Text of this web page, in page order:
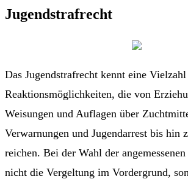
Jugendstrafrecht
Das Jugendstrafrecht kennt eine Vielzahl
Reaktionsmöglichkeiten, die von
Weisungen und Auflagen über
Verwarnungen und Jugendarrest bis hin
reichen. Bei der Wahl der
nicht die Vergeltung im Vordergrund,